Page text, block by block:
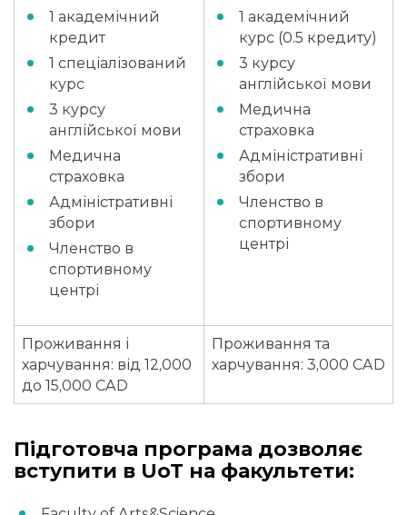
1 академічний
кредит
1 спеціалізований
курс
3 курсу
англійської мови
Медична
страховка
Адміністративні
збори
Членство в
спортивному
центрі
1 академічний
курс (0.5 кредиту)
3 курсу
англійської мови
Медична
страховка
Адміністративні
збори
Членство в
спортивному
центрі
Проживання і
харчування: від 12,000
до 15,000 CAD
Проживання та
харчування: 3,000 CAD
Підготовча програма дозволяє
вступити в UoT на факультети: